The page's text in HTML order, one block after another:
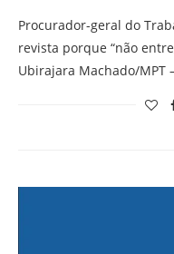
Procurador-geral do
revista porque “não
Ubirajara Machado/MPT